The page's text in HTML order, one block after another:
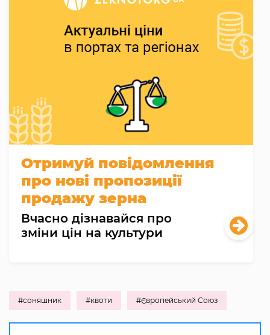
Отримуй повідомлення
про нові пропозиції
продажу зерна
Вчасно дізнавайся про
зміни цін на культури
#соняшник #квоти #Європейський Союз